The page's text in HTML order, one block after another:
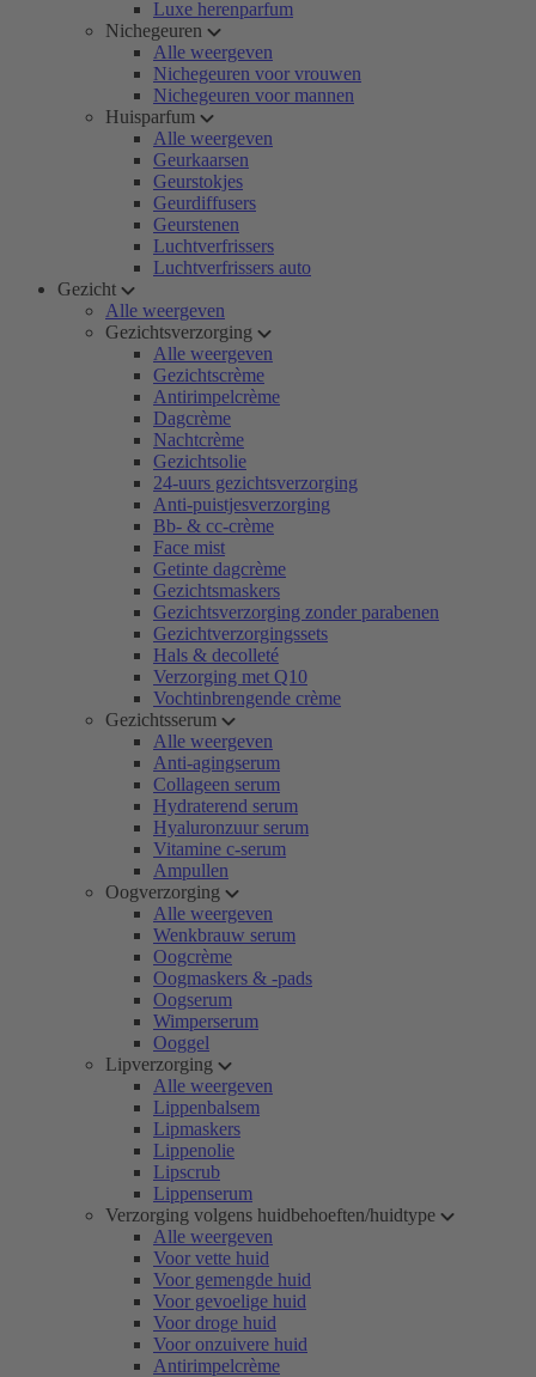
Luxe herenparfum
Nichegeuren
Alle weergeven
Nichegeuren voor vrouwen
Nichegeuren voor mannen
Huisparfum
Alle weergeven
Geurkaarsen
Geurstokjes
Geurdiffusers
Geurstenen
Luchtverfrissers
Luchtverfrissers auto
Gezicht
Alle weergeven
Gezichtsverzorging
Alle weergeven
Gezichtscrème
Antirimpelcrème
Dagcrème
Nachtcrème
Gezichtsolie
24-uurs gezichtsverzorging
Anti-puistjesverzorging
Bb- & cc-crème
Face mist
Getinte dagcrème
Gezichtsmaskers
Gezichtsverzorging zonder parabenen
Gezichtverzorgingssets
Hals & decolleté
Verzorging met Q10
Vochtinbrengende crème
Gezichtsserum
Alle weergeven
Anti-agingserum
Collageen serum
Hydraterend serum
Hyaluronzuur serum
Vitamine c-serum
Ampullen
Oogverzorging
Alle weergeven
Wenkbrauw serum
Oogcrème
Oogmaskers & -pads
Oogserum
Wimperserum
Ooggel
Lipverzorging
Alle weergeven
Lippenbalsem
Lipmaskers
Lippenolie
Lipscrub
Lippenserum
Verzorging volgens huidbehoeften/huidtype
Alle weergeven
Voor vette huid
Voor gemengde huid
Voor gevoelige huid
Voor droge huid
Voor onzuivere huid
Antirimpelcrème